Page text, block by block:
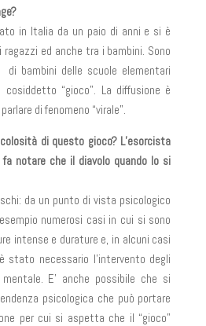
in Italia da un paio di anni e si è
ed anche tra i bambini. Sono
bambini delle scuole elementari
“gioco”. La diffusione è
di fenomeno “virale”.
di questo gioco? L’esorcista
notare che il diavolo quando lo si
da un punto di vista psicologico
numerosi casi in cui si sono
intense e durature e, in alcuni casi
stato necessario l’intervento degli
E’ anche possibile che si
psicologica che può portare
per cui si aspetta che il “gioco”